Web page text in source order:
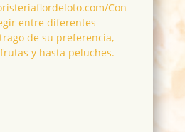
Con
entre diferentes
de su preferencia,
y hasta peluches.